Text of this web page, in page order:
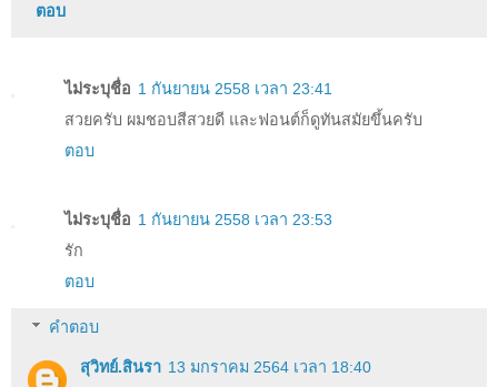
ตอบ
ไม่ระบุชื่อ 1 กันยายน 2558 เวลา 23:41
สวยครับ ผมชอบสีสวยดี และฟอนต์ก็ดูทันสมัยขึ้นครับ
ตอบ
ไม่ระบุชื่อ 1 กันยายน 2558 เวลา 23:53
รัก
ตอบ
คำตอบ
สุวิทย์.สินรา 13 มกราคม 2564 เวลา 18:40